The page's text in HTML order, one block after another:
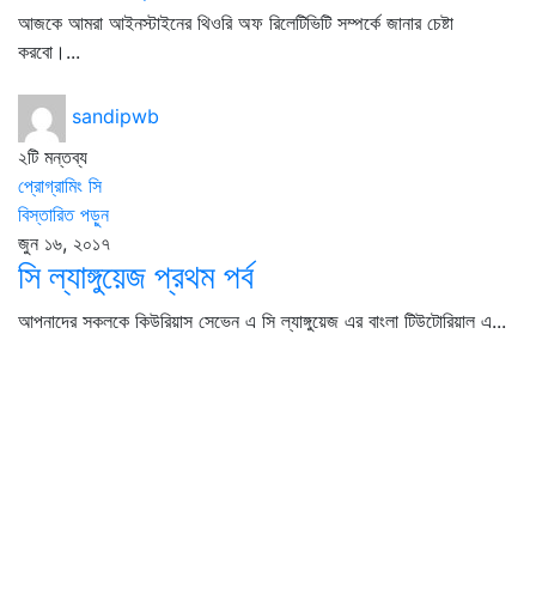
আজকে আমরা আইনস্টাইনের থিওরি অফ রিলেটিভিটি সম্পর্কে জানার চেষ্টা
করবো।...
sandipwb
২টি মন্তব্য
প্রোগ্রামিং সি
বিস্তারিত পড়ুন
জুন ১৬, ২০১৭
সি ল্যাঙ্গুয়েজ প্রথম পর্ব
আপনাদের সকলকে কিউরিয়াস সেভেন এ সি ল্যাঙ্গুয়েজ এর বাংলা টিউটোরিয়াল এ...